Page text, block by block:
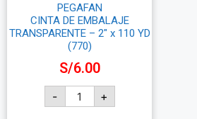
PEGAFAN
CINTA DE EMBALAJE
TRANSPARENTE – 2″ x 110 YD
(770)
S/6.00
-
+